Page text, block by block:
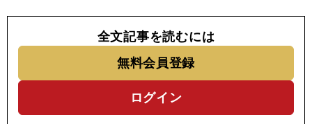
全文記事を読むには
無料会員登録
ログイン